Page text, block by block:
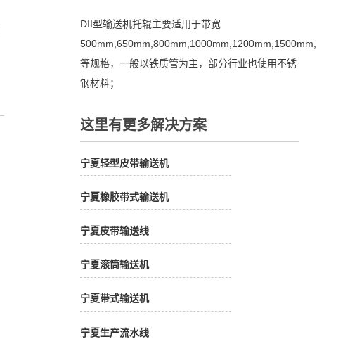
DII型输送机托辊主要适用于带宽
500mm,650mm,800mm,1000mm,1200mm,1500mm,
等规格，一般以铁质管为主，部分行业也使用不锈
钢材料；
这里有更多解决方案
宁夏轻型皮带输送机
宁夏橡胶带式输送机
宁夏皮带输送线
宁夏滚筒输送机
宁夏带式输送机
宁夏生产流水线